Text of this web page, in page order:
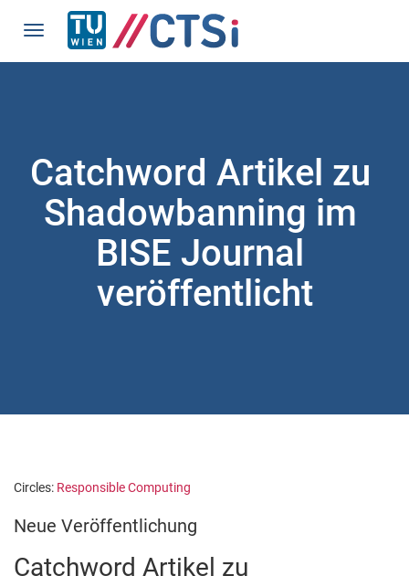
Catchword Artikel zu
Shadowbanning im
BISE Journal
veröffentlicht
Circles: Responsible Computing
Neue Veröffentlichung
Catchword Artikel zu